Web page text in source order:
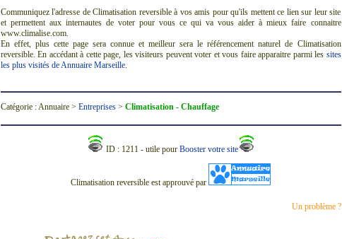
Communiquez l'adresse de Climatisation reversible à vos amis pour qu'ils mettent ce lien sur leur site
et permettent aux internautes de voter pour vous ce qui va vous aider à mieux faire connaitre
www.climalise.com.
En effet, plus cette page sera connue et meilleur sera le référencement naturel de Climatisation
reversible. En accédant à cette page, les visiteurs peuvent voter et vous faire apparaitre parmi les sites
les plus visités de Annuaire Marseille.
Catégorie : Annuaire > Entreprises> Climatisation - Chauffage
ID : 1211 - utile pour Booster votre site
Climatisation reversible est approuvé par
Un problème ?